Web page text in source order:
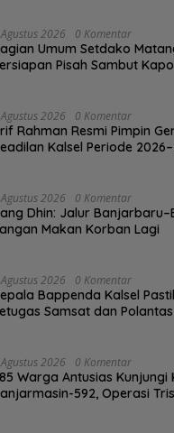
2026 0 Komentar
Umum Setdako
Pisah Sambut
2026 0 Komentar
Rahman Resmi Pimpin
Kalsel Periode
2026 0 Komentar
Dhin: Jalur
Makan Korban Lagi
2026 0 Komentar
Bappenda Kalsel
Samsat dan
2026 0 Komentar
Warga Antusias Kunjungi
592, Operasi